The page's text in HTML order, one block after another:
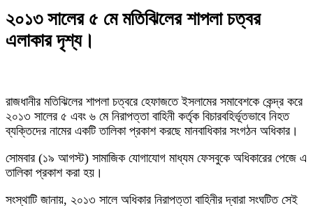
২০১৩ সালের ৫ মে মতিঝিলের শাপলা চত্বর
এলাকার দৃশ্য।
রাজধানীর মতিঝিলের শাপলা চত্বরে হেফাজতে ইসলামের সমাবেশকে কেন্দ্র করে
২০১৩ সালের ৫ এবং ৬ মে নিরাপত্তা বাহিনী কর্তৃক বিচারবহির্ভূতভাবে নিহত
ব্যক্তিদের নামের একটি তালিকা প্রকাশ করছে মানবাধিকার সংগঠন অধিকার।
সোমবার (১৯ আগস্ট) সামাজিক যোগাযোগ মাধ্যম ফেসবুকে অধিকারের পেজে এ
তালিকা প্রকাশ করা হয়।
সংস্থাটি জানায়, ২০১৩ সালে অধিকার নিরাপত্তা বাহিনীর দ্বারা সংঘটিত সেই